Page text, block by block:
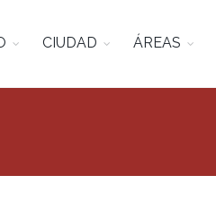
CIUDAD ÁREAS